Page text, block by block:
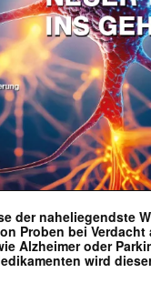
der naheliegendste
Proben bei Verdacht
Alzheimer oder
wird